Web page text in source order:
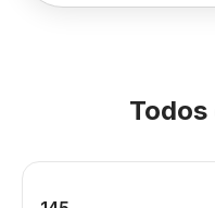
Todos